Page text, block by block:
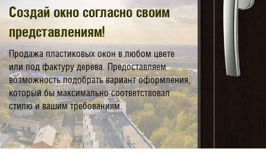
Создай окно согласно своим
представлениям!
Продажа пластиковых окон в любом цвете
или под фактуру дерева. Предоставляем
возможность подобрать вариант оформления,
который бы максимально соответствовал
стилю и вашим требованиям.